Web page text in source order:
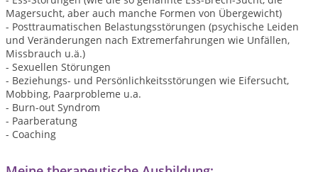
Magersucht, aber auch manche Formen von Übergewicht)
- Posttraumatischen Belastungsstörungen (psychische Leiden
und Veränderungen nach Extremerfahrungen wie Unfällen,
Missbrauch u.ä.)
- Sexuellen Störungen
- Beziehungs- und Persönlichkeitsstörungen wie Eifersucht,
Mobbing, Paarprobleme u.a.
- Burn-out Syndrom
- Paarberatung
- Coaching